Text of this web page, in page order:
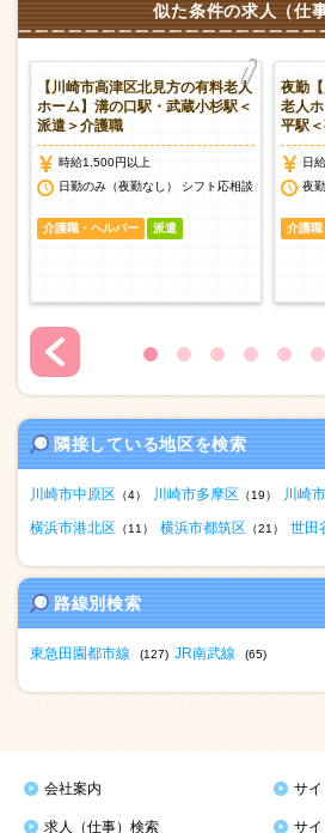
似た条件の求人（仕
【川崎市高津区北見方の有料老人
ホーム】溝の口駅・武蔵小杉駅＜
派遣＞介護職
時給1,500円以上
日勤のみ（夜勤なし） シフト応相談
介護職・ヘルパー 派遣
夜勤
老人
平駅
日
夜
介護職
隣接している地区を検索
川崎市中原区 （4） 川崎市多摩区 （19） 川崎
横浜市港北区 （11） 横浜市都筑区 （21） 世田
路線別検索
東急田園都市線 (127) JR南武線 (65)
会社案内 サ
求人（仕事）検索 サ